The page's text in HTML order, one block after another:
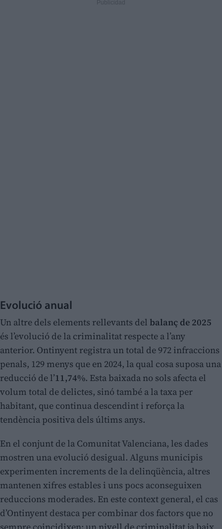
Evolució anual
Un altre dels elements rellevants del balanç de 2025
és l’evolució de la criminalitat respecte a l’any
anterior. Ontinyent registra un total de 972 infraccions
penals, 129 menys que en 2024, la qual cosa suposa una
reducció de l’11,74%. Esta baixada no sols afecta el
volum total de delictes, sinó també a la taxa per
habitant, que continua descendint i reforça la
tendència positiva dels últims anys.
En el conjunt de la Comunitat Valenciana, les dades
mostren una evolució desigual. Alguns municipis
experimenten increments de la delinqüència, altres
mantenen xifres estables i uns pocs aconseguixen
reduccions moderades. En este context general, el cas
d’Ontinyent destaca per combinar dos factors que no